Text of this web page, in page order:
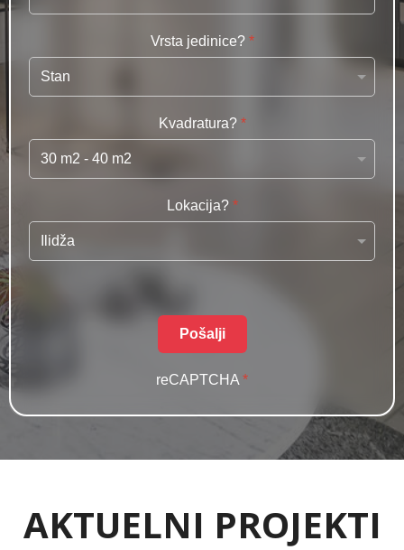
Vrsta jedinice? *
Kvadratura? *
Lokacija? *
Pošalji
reCAPTCHA*
AKTUELNI PROJEKTI